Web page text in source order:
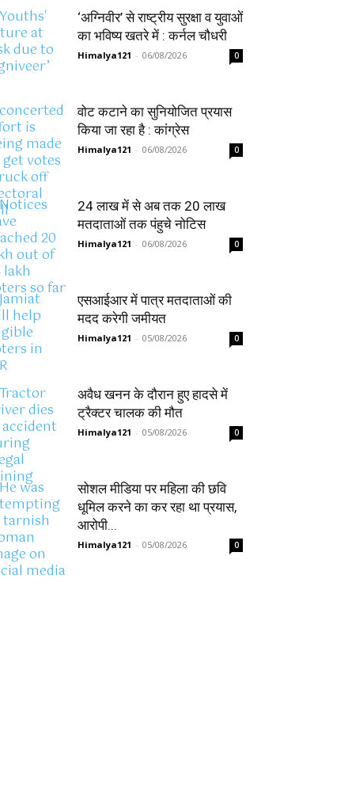
‘अग्निवीर’ से राष्ट्रीय सुरक्षा व युवाओं
का भविष्य खतरे में : कर्नल चौधरी
Himalya121 - 06/08/2026 0
वोट कटाने का सुनियोजित प्रयास
किया जा रहा है : कांग्रेस
Himalya121 - 06/08/2026 0
24 लाख में से अब तक 20 लाख
मतदाताओं तक पंहुचे नोटिस
Himalya121 - 06/08/2026 0
एसआईआर में पात्र मतदाताओं की
मदद करेगी जमीयत
Himalya121 - 05/08/2026 0
अवैध खनन के दौरान हुए हादसे में
ट्रैक्टर चालक की मौत
Himalya121 - 05/08/2026 0
सोशल मीडिया पर महिला की छवि
धूमिल करने का कर रहा था प्रयास,
आरोपी...
Himalya121 - 05/08/2026 0